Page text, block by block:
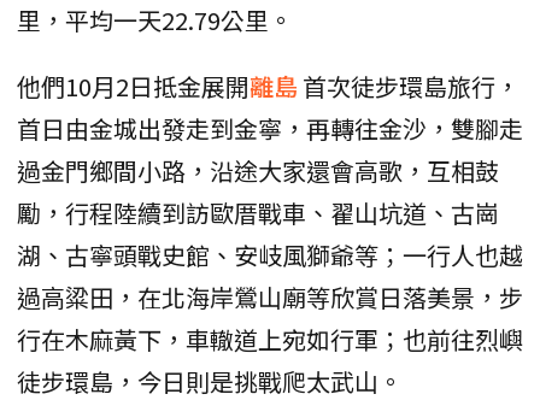
里，平均一天22.79公里。
他們10月2日抵金展開離島 首次徒步環島旅行，
首日由金城出發走到金寧，再轉往金沙，雙腳走
過金門鄉間小路，沿途大家還會高歌，互相鼓
勵，行程陸續到訪歐厝戰車、翟山坑道、古崗
湖、古寧頭戰史館、安岐風獅爺等；一行人也越
過高粱田，在北海岸鶯山廟等欣賞日落美景，步
行在木麻黃下，車轍道上宛如行軍；也前往烈嶼
徒步環島，今日則是挑戰爬太武山。